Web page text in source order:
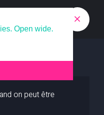
Open wide.
on peut être